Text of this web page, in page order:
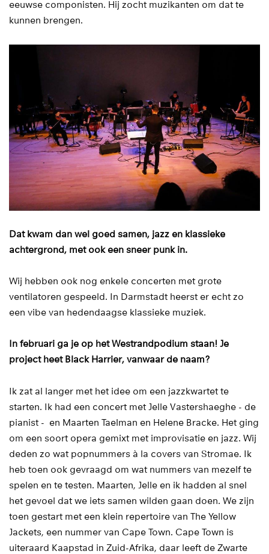
eeuwse componisten. Hij zocht muzikanten om dat te
kunnen brengen.
Dat kwam dan wel goed samen, jazz en klassieke
achtergrond, met ook een sneer punk in.
Wij hebben ook nog enkele concerten met grote
ventilatoren gespeeld. In Darmstadt heerst er echt zo
een vibe van hedendaagse klassieke muziek.
In februari ga je op het Westrandpodium staan! Je
project heet Black Harrier, vanwaar de naam?
Ik zat al langer met het idee om een jazzkwartet te
starten. Ik had een concert met Jelle Vastershaeghe - de
pianist - en Maarten Taelman en Helene Bracke. Het ging
om een soort opera gemixt met improvisatie en jazz. Wij
deden zo wat popnummers à la covers van Stromae. Ik
heb toen ook gevraagd om wat nummers van mezelf te
spelen en te testen. Maarten, Jelle en ik hadden al snel
het gevoel dat we iets samen wilden gaan doen. We zijn
toen gestart met een klein repertoire van The Yellow
Jackets, een nummer van Cape Town. Cape Town is
uiteraard Kaapstad in Zuid-Afrika, daar leeft de Zwarte